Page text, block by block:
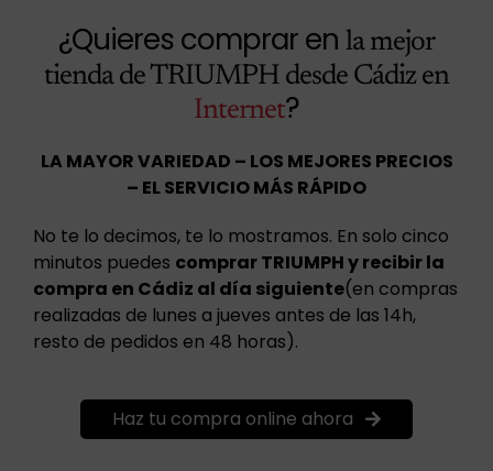
¿Quieres comprar en la mejor
tienda de TRIUMPH desde Cádiz en
Internet?
LA MAYOR VARIEDAD – LOS MEJORES PRECIOS
– EL SERVICIO MÁS RÁPIDO
No te lo decimos, te lo mostramos. En solo cinco
minutos puedes comprar TRIUMPH y recibir la
compra en Cádiz al día siguiente(en compras
realizadas de lunes a jueves antes de las 14h,
resto de pedidos en 48 horas).
Haz tu compra online ahora